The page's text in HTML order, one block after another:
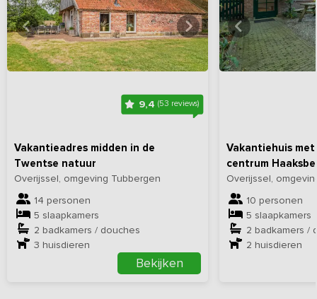
9,4 (53 reviews)
Vakantieadres midden in de
Twentse natuur
Overijssel, omgeving Tubbergen
14 personen
5 slaapkamers
2 badkamers / douches
3 huisdieren
Bekijken
Bekijkhieralle foto's
Vakantiehuis
centrum
Overijssel,
10 personen
5 slaapkamers
2 badkamers /
2 huisdieren
Bekijk